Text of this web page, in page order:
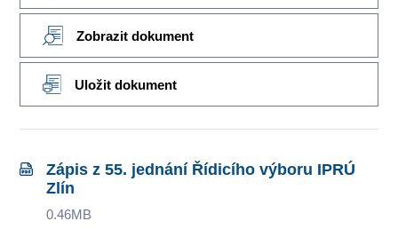
Zobrazit dokument
Uložit dokument
Zápis z 55. jednání Řídicího výboru IPRÚ
Zlín
0.46MB